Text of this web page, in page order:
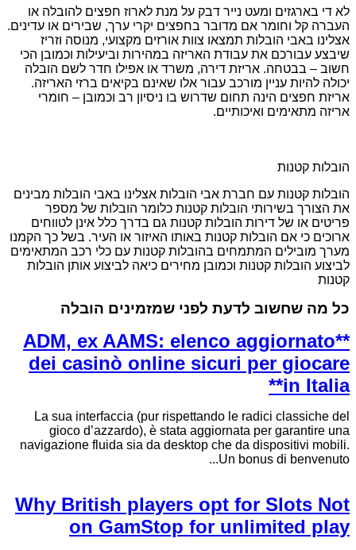
לא די בארגזים ומעט נייר דבק על מנת לארוז חפצים להובלה או
העברה קל וחומר אם מדובר בחפצים יקרי ערך, שבירים או עדינים.
אצלינו באבי הובלות תמצאו צוות אורזים מקצועי, מנוסה וזריז
שיבצע עבורכם את עבודת האריזה במהירות וביעילות וכמובן הכי
חשוב – בבטחה. אריזת דירה, משרד או אפילו חדר לשם הובלה
יכולה להיות עניין מורכב עבור אלו שאינם בקיאים ברזי האריזה.
אריזת חפצים הינה תחום שדרוש בו ניסיון רב וכמובן – חומרי
אריזה מתאימים ואיכותיים.
הובלות קטנות
הובלות קטנות עם חברת אבי הובלות אצלינו באבי הובלות מבינים
את הצורך בשירותי הובלות קטנות כלומר הובלות של מספר
פריטים או של דירות הובלות קטנות גם בדרך כלל אינן לטווחים
ארוכים כי אם הובלות קטנות באותו האיזור או העיר. בשל כך הקמנו
מערך מובילים המתמחים בהובלות קטנות עם כלי רכב המתאימים
לביצוע הובלות קטנות וכמובן מחירים כיאה לביצוע אותן הובלות
קטנות
כל מה שחשוב לדעת לפני שמזמינים הובלה
**ADM, ex AAMS: elenco aggiornato
dei casinò online sicuri per giocare
in Italia**
La sua interfaccia (pur rispettando le radici classiche del
gioco d’azzardo), è stata aggiornata per garantire una
navigazione fluida sia da desktop che da dispositivi mobili.
Un bonus di benvenuto...
Why British players opt for Slots Not
on GamStop for unlimited play